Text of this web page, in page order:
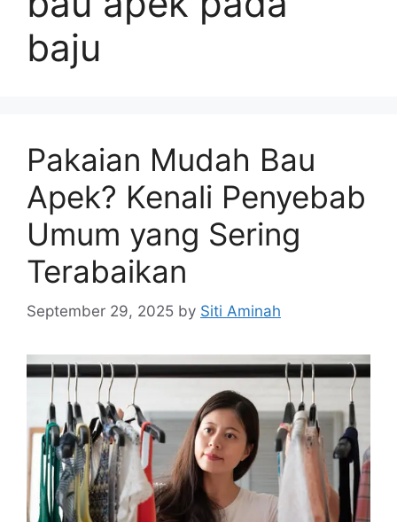
baju
Pakaian Mudah Bau
Apek? Kenali Penyebab
Umum yang Sering
Terabaikan
September 29, 2025 by Siti Aminah